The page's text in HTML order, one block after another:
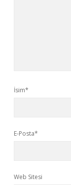
İsim*
E-Posta*
Web Sitesi